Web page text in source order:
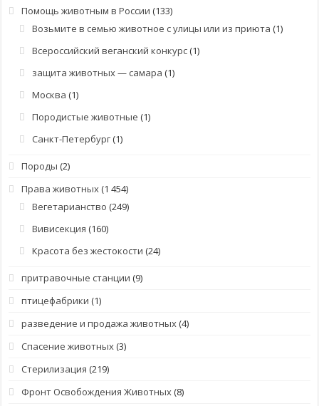
Помощь животным в России (133)
Возьмите в семью животное с улицы или из приюта (1)
Всероссийский веганский конкурс(1)
защита животных — самара (1)
Москва (1)
Породистые животные (1)
Санкт-Петербург(1)
Породы (2)
Права животных(1 454)
Вегетарианство (249)
Вивисекция (160)
Красота без жестокости (24)
притравочные станции (9)
птицефабрики (1)
разведение и продажа животных(4)
Спасение животных(3)
Стерилизация (219)
Фронт Освобождения Животных(8)